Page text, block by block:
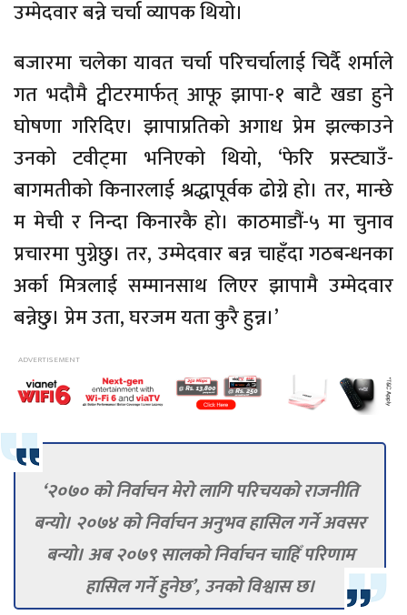
उम्मेदवार बन्ने चर्चा व्यापक थियो।
बजारमा चलेका यावत चर्चा परिचर्चालाई चिर्दै शर्माले
गत भदौमै ट्वीटरमार्फत् आफू झापा-१ बाटै खडा हुने
घोषणा गरिदिए। झापाप्रतिको अगाध प्रेम झल्काउने
उनको टवीट्मा भनिएको थियो, ‘फेरि प्रस्ट्याउँ-
बागमतीको किनारलाई श्रद्धापूर्वक ढोग्ने हो। तर, मान्छे
म मेची र निन्दा किनारकै हो। काठमाडौं-५ मा चुनाव
प्रचारमा पुग्नेछु। तर, उम्मेदवार बन्न चाहँदा गठबन्धनका
अर्का मित्रलाई सम्मानसाथ लिएर झापामै उम्मेदवार
बन्नेछु। प्रेम उता, घरजम यता कुरै हुन्न।’
‘२०७० को निर्वाचन मेरो लागि परिचयको राजनीति
बन्यो। २०७४ को निर्वाचन अनुभव हासिल गर्ने अवसर
बन्यो। अब २०७९ सालको निर्वाचन चाहिँ परिणाम
हासिल गर्ने हुनेछ’, उनको विश्वास छ।